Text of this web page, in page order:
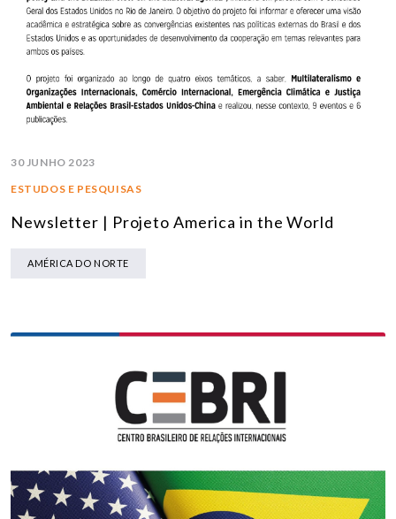
30 JUNHO 2023
ESTUDOS E PESQUISAS
Newsletter | Projeto America in the World
AMÉRICA DO NORTE